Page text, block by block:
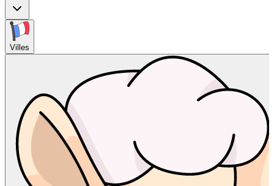
Villes